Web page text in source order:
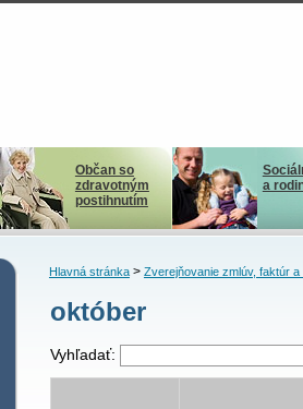
Občan so
zdravotným
postihnutím
a
Hlavná stránka> Zverejňovanie zmlúv, faktúr a
október
Vyhľadať: